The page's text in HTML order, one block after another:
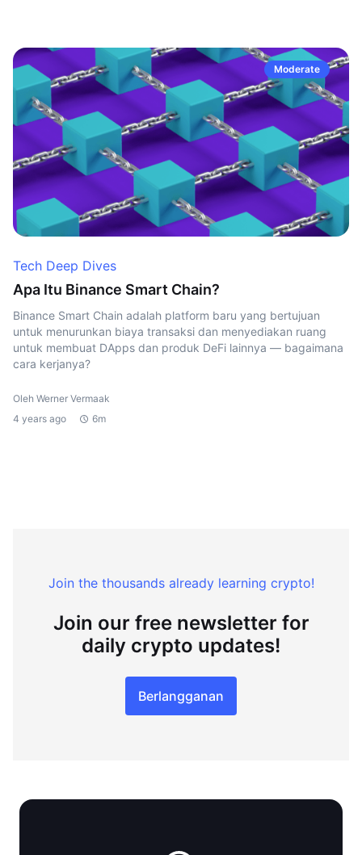
Moderate
Tech Deep Dives
Apa Itu Binance Smart Chain?
Binance Smart Chain adalah platform baru yang bertujuan
untuk menurunkan biaya transaksi dan menyediakan ruang
untuk membuat DApps dan produk DeFi lainnya — bagaimana
cara kerjanya?
Oleh Werner Vermaak
4 years ago
6m
Join the thousands already learning crypto!
Join our free newsletter for
daily crypto updates!
Berlangganan